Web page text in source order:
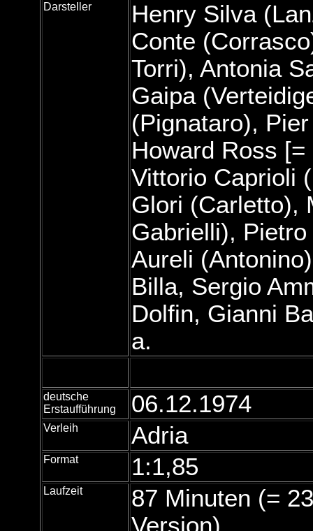
Darsteller
Henry Silva
Conte
Torri), Antonia
Gaipa
(Pignataro),
Howard Ross
Vittorio Caprioli
Glori (Carletto),
Gabrielli),
Aureli
Billa, Sergio
Dolfin, Gianni
a.
deutsche
Erstaufführung
06.12.1974
Verleih Adria
Format 1:1,85
Laufzeit
87 Minuten (=
Version)